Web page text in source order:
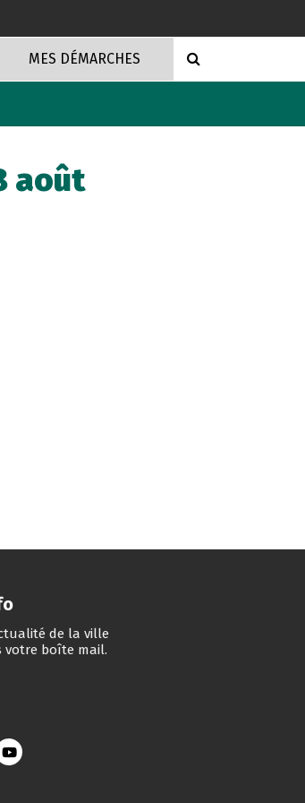
MES DÉMARCHES
août
de la ville
votre boîte mail.
Facebook
compte Instagram
le compte Linkedin
Lien vers la chaîne Youtube